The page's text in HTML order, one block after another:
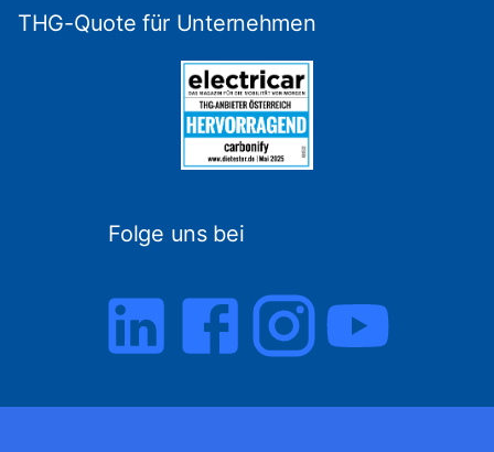
THG-Quote für Unternehmen
Folge uns bei